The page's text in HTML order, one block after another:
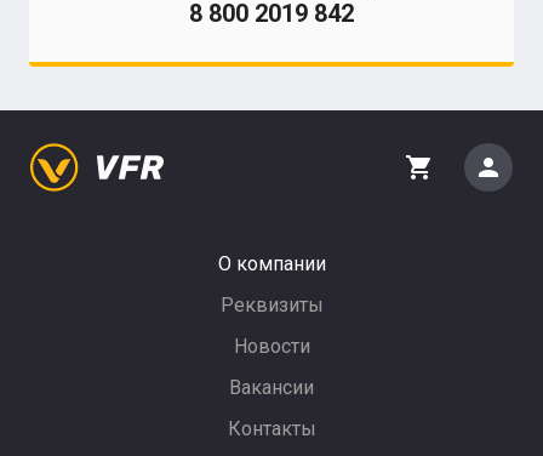
8 800 2019 842
О компании
Реквизиты
Новости
Вакансии
Контакты
shopping_cart person